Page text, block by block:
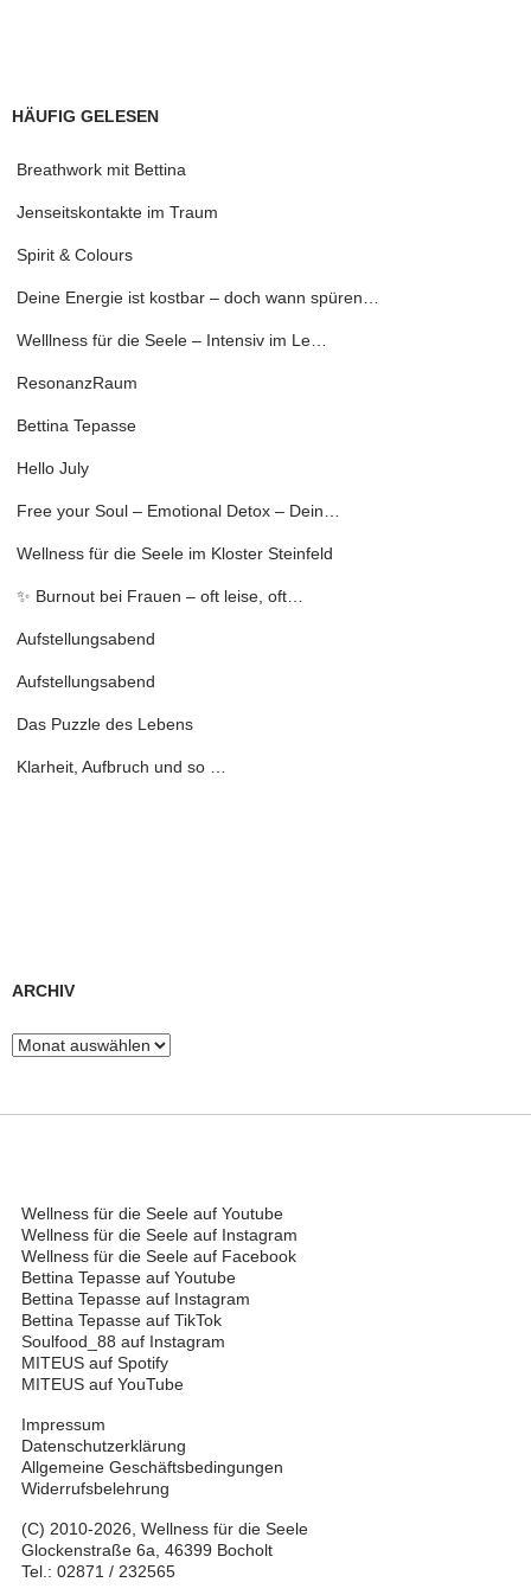
HÄUFIG GELESEN
Breathwork mit Bettina
Jenseitskontakte im Traum
Spirit & Colours
Deine Energie ist kostbar – doch wann spüren…
Welllness für die Seele – Intensiv im Le…
ResonanzRaum
Bettina Tepasse
Hello July
Free your Soul – Emotional Detox – Dein…
Wellness für die Seele im Kloster Steinfeld
✨ Burnout bei Frauen – oft leise, oft…
Aufstellungsabend
Aufstellungsabend
Das Puzzle des Lebens
Klarheit, Aufbruch und so …
ARCHIV
Archiv
Wellness für die Seele auf Youtube
Wellness für die Seele auf Instagram
Wellness für die Seele auf Facebook
Bettina Tepasse auf Youtube
Bettina Tepasse auf Instagram
Bettina Tepasse auf TikTok
Soulfood_88 auf Instagram
MITEUS auf Spotify
MITEUS auf YouTube
Impressum
Datenschutzerklärung
Allgemeine Geschäftsbedingungen
Widerrufsbelehrung
(C) 2010-2026, Wellness für die Seele
Glockenstraße 6a, 46399 Bocholt
Tel.: 02871 / 232565